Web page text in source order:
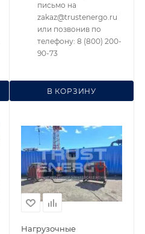
В КОРЗИНУ
письмо на
zakaz@trustenergo.ru
или позвонив по
телефону: 8 (800) 200-
90-73
Нагрузочные